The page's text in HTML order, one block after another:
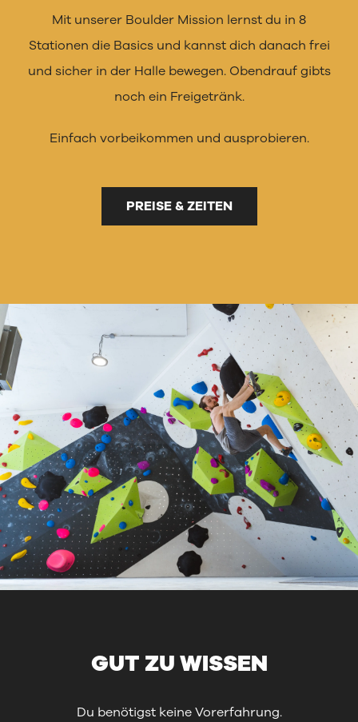
EVENTS
KONTAKT
DOWNLOADS
Mit unserer Boulder Mission lernst du in 8
Stationen die Basics und kannst dich danach frei
und sicher in der Halle bewegen. Obendrauf gibts
noch ein Freigetränk.
Einfach vorbeikommen und ausprobieren.
PREISE & ZEITEN
GUT ZU WISSEN
Du benötigst keine Vorerfahrung.